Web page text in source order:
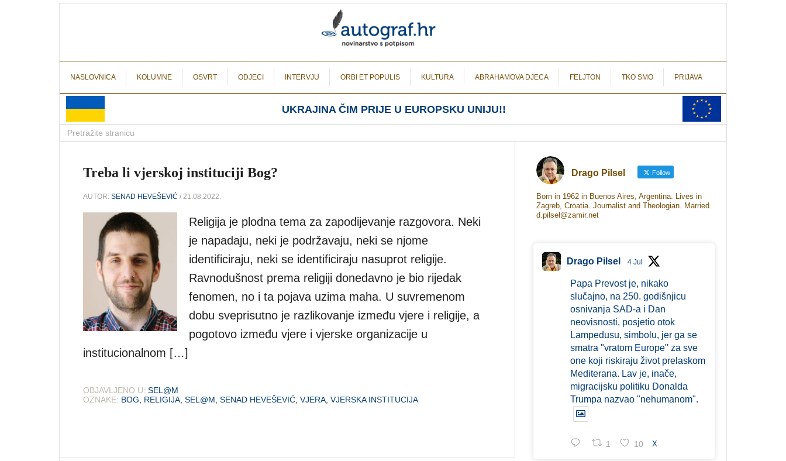
NASLOVNICA KOLUMNE OSVRT ODJECI INTERVJU ORBI ET POPULIS KULTURA ABRAHAMOVA DJECA FELJTON TKO SMO PRIJAVA
UKRAJINA ČIM PRIJE U EUROPSKU UNIJU!!
Treba li vjerskoj instituciji Bog?
AUTOR: SENAD HEVEŠEVIĆ / 21.08.2022.
Religija je plodna tema za zapodijevanje razgovora. Neki
je napadaju, neki je podržavaju, neki se njome
identificiraju, neki se identificiraju nasuprot religije.
Ravnodušnost prema religiji donedavno je bio rijedak
fenomen, no i ta pojava uzima maha. U suvremenom
dobu sveprisutno je razlikovanje između vjere i religije, a
pogotovo između vjere i vjerske organizacije u
institucionalnom […]
OBJAVLJENO U: SEL@M
OZNAKE: BOG RELIGIJA SEL@M SENAD HEVEŠEVIĆ VJERA VJERSKA INSTITUCIJA
Drago Pilsel Follow
Born in 1962 in Buenos Aires, Argentina. Lives in
Zagreb, Croatia. Journalist and Theologian. Married.
d.pilsel@zamir.net
Drago Pilsel 4 Jul
Papa Prevost je, nikako
slučajno, na 250. godišnjicu
osnivanja SAD-a i Dan
neovisnosti, posjetio otok
Lampedusu, simbolu, jer ga se
smatra "vratom Europe" za sve
one koji riskiraju život prelaskom
Mediterana. Lav je, inače,
migracijsku politiku Donalda
Trumpa nazvao "nehumanom".
1 10 X